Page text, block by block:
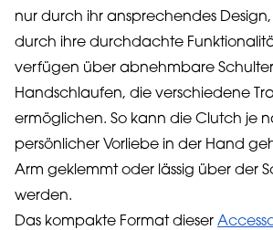
nur durch ihr ansprechendes
durch ihre durchdachte
verfügen über abnehmbare
Handschlaufen, die verschiedene
ermöglichen. So kann die Clutch je
persönlicher Vorliebe in der Hand
Arm geklemmt oder lässig über der
werden.
Das kompakte Format dieser